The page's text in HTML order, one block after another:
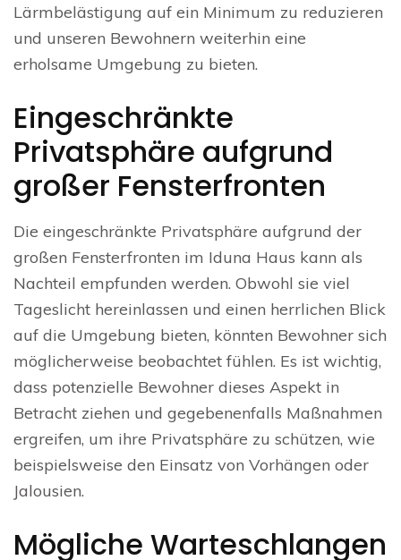
Lärmbelästigung auf ein Minimum zu reduzieren
und unseren Bewohnern weiterhin eine
erholsame Umgebung zu bieten.
Eingeschränkte
Privatsphäre aufgrund
großer Fensterfronten
Die eingeschränkte Privatsphäre aufgrund der
großen Fensterfronten im Iduna Haus kann als
Nachteil empfunden werden. Obwohl sie viel
Tageslicht hereinlassen und einen herrlichen Blick
auf die Umgebung bieten, könnten Bewohner sich
möglicherweise beobachtet fühlen. Es ist wichtig,
dass potenzielle Bewohner dieses Aspekt in
Betracht ziehen und gegebenenfalls Maßnahmen
ergreifen, um ihre Privatsphäre zu schützen, wie
beispielsweise den Einsatz von Vorhängen oder
Jalousien.
Mögliche Warteschlangen